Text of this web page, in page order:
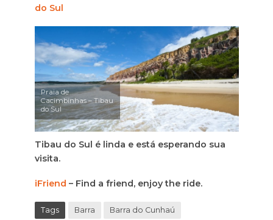
do Sul
Praia de
Cacimbinhas – Tibau
do Sul
Tibau do Sul é linda e está esperando sua
visita.
iFriend – Find a friend, enjoy the ride.
Tags Barra Barra do Cunhaú